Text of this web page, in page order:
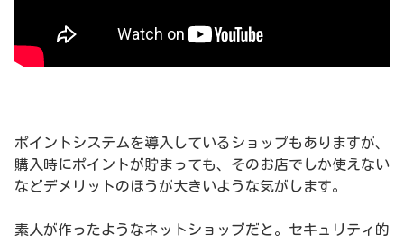
ポイントシステムを導入しているショップもありますが、
購入時にポイントが貯まっても、そのお店でしか使えない
などデメリットのほうが大きいような気がします。
素人が作ったようなネットショップだと。セキュリティ的